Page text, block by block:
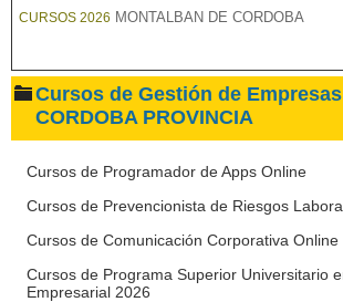
CURSOS 2026 MONTALBAN DE CORDOBA
Cursos de Gestión de
CORDOBA PROVINCIA
Cursos de Programador de Apps Online
Cursos de Prevencionista de Riesgos
Cursos de Comunicación Corporativa Online
Cursos de Programa Superior Universitario
Empresarial 2026